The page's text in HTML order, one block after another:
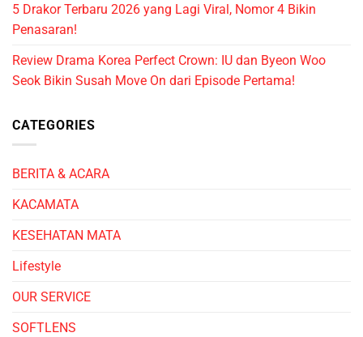
5 Drakor Terbaru 2026 yang Lagi Viral, Nomor 4 Bikin
Penasaran!
Review Drama Korea Perfect Crown: IU dan Byeon Woo
Seok Bikin Susah Move On dari Episode Pertama!
CATEGORIES
BERITA & ACARA
KACAMATA
KESEHATAN MATA
Lifestyle
OUR SERVICE
SOFTLENS